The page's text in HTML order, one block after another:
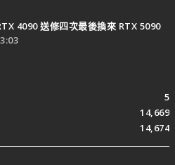
4090 送修四次最後換來 RTX 5090
5
14,669
14,674